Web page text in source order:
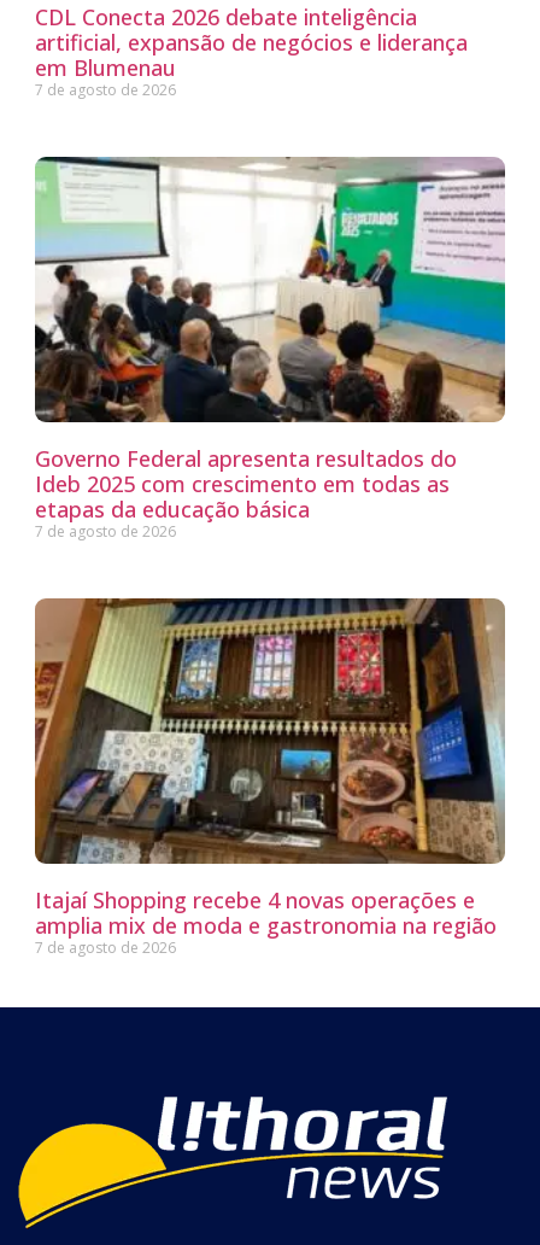
CDL Conecta 2026 debate inteligência
artificial, expansão de negócios e liderança
em Blumenau
7 de agosto de 2026
Governo Federal apresenta resultados do
Ideb 2025 com crescimento em todas as
etapas da educação básica
7 de agosto de 2026
Itajaí Shopping recebe 4 novas operações e
amplia mix de moda e gastronomia na região
7 de agosto de 2026